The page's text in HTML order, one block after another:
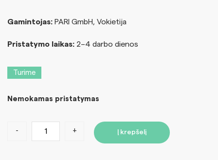
Gamintojas: PARI GmbH, Vokietija
Pristatymo laikas: 2–4 darbo dienos
Turime
Nemokamas pristatymas
- + Į krepšelį